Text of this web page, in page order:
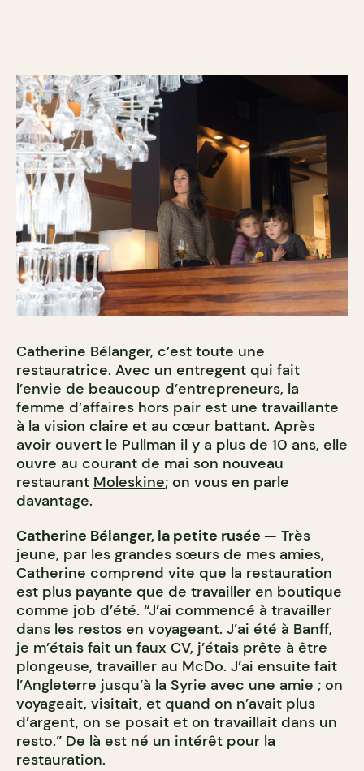
Catherine Bélanger, c’est toute une
restauratrice. Avec un entregent qui fait
l’envie de beaucoup d’entrepreneurs, la
femme d’affaires hors pair est une travaillante
à la vision claire et au cœur battant. Après
avoir ouvert le Pullman il y a plus de 10 ans, elle
ouvre au courant de mai son nouveau
restaurant Moleskine; on vous en parle
davantage.
Catherine Bélanger, la petite rusée — Très
jeune, par les grandes sœurs de mes amies,
Catherine comprend vite que la restauration
est plus payante que de travailler en boutique
comme job d’été. “J’ai commencé à travailler
dans les restos en voyageant. J’ai été à Banff,
je m’étais fait un faux CV, j’étais prête à être
plongeuse, travailler au McDo. J’ai ensuite fait
l’Angleterre jusqu’à la Syrie avec une amie ; on
voyageait, visitait, et quand on n’avait plus
d’argent, on se posait et on travaillait dans un
resto.” De là est né un intérêt pour la
restauration.